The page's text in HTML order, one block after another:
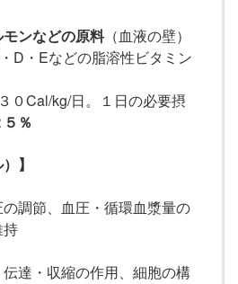
ンなどの原料（血液の壁）
D・Eなどの脂溶性ビタミン
０Cal/kg/日。１日の必要摂
５％
】
調節、血圧・循環血漿量の
持
達・収縮の作用、細胞の構